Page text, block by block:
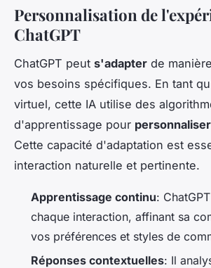
Personnalisation de
ChatGPT
ChatGPT peut s'adapter de
vos besoins spécifiques. En tant
virtuel, cette IA utilise des
d'apprentissage pour
Cette capacité d'adaptation est
interaction naturelle et pertinente.
Apprentissage continu:
chaque interaction, affinant sa
vos préférences et styles de
Réponses contextuelles: Il